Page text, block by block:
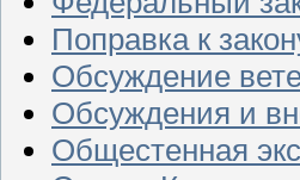
Поправка к
Обсуждение
Обсуждения и
Общестенная